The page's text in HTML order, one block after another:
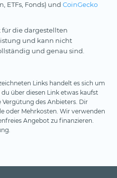
ETFs, Fonds) und CoinGecko
die dargestellten
und kann nicht
und genau sind.
Links handelt es sich um
über diesen Link etwas kaufst
des Anbieters. Dir
oder Mehrkosten. Wir verwenden
Angebot zu finanzieren.